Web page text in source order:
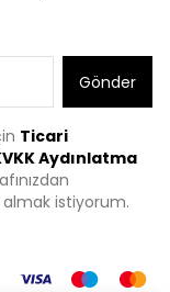
Gönder
Ticari
Aydınlatma
istiyorum.